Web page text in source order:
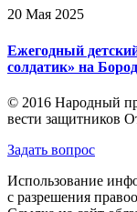
20 Мая 2025
Ежегодный
солдатик» на
© 2016 Народный
вести защитников
Задать вопрос
Использование
с разрешения